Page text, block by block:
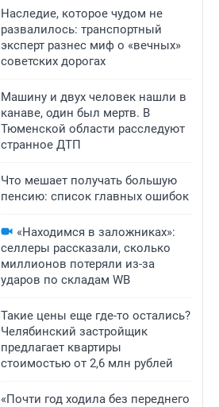
Наследие, которое чудом не
развалилось: транспортный
эксперт разнес миф о «вечных»
советских дорогах
Машину и двух человек нашли в
канаве, один был мертв. В
Тюменской области расследуют
странное ДТП
Что мешает получать большую
пенсию: список главных ошибок
«Находимся в заложниках»:
селлеры рассказали, сколько
миллионов потеряли из-за
ударов по складам WB
Такие цены еще где-то остались?
Челябинский застройщик
предлагает квартиры
стоимостью от 2,6 млн рублей
«Почти год ходила без переднего